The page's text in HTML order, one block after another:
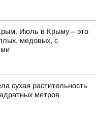
Июль в Крыму – это
медовых, с
сухая растительность
метров